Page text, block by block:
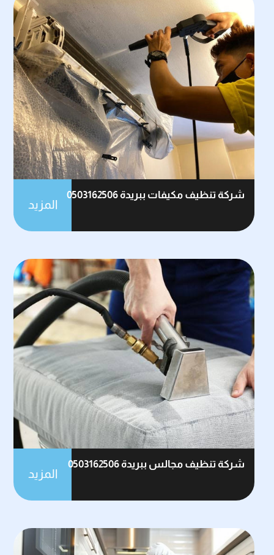
شركة تنظيف مكيفات ببريدة 0503162506
المزيد
شركة تنظيف مجالس ببريدة 0503162506
المزيد